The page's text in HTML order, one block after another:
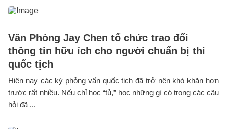
Văn Phòng Jay Chen tổ chức trao đổi
thông tin hữu ích cho người chuẩn bị thi
quốc tịch
Hiện nay các kỳ phỏng vấn quốc tịch đã trở nên khó khăn hơn
trước rất nhiều. Nếu chỉ học “tủ,” học những gì có trong các câu
hỏi đã ...